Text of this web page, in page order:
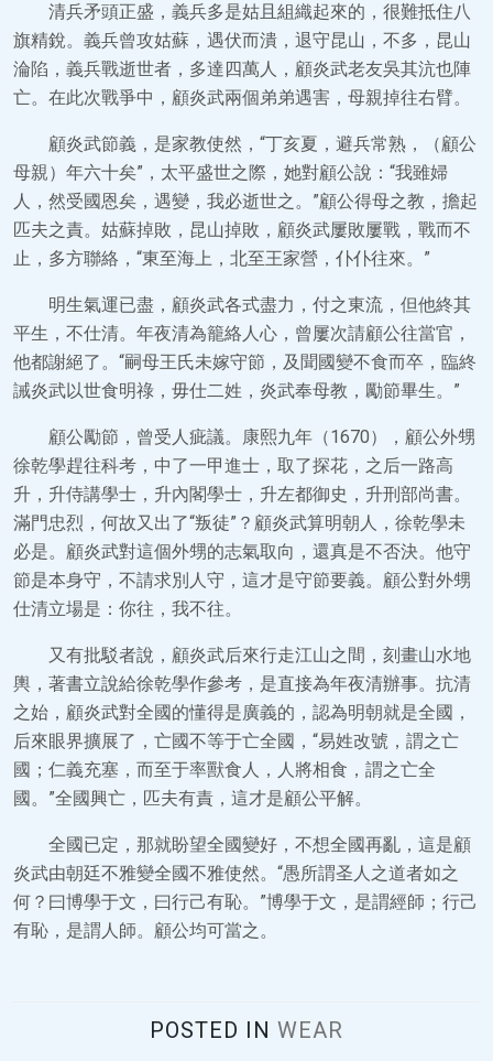
清兵矛頭正盛，義兵多是姑且組織起來的，很難抵住八
旗精銳。義兵曾攻姑蘇，遇伏而潰，退守昆山，不多，昆山
淪陷，義兵戰逝世者，多達四萬人，顧炎武老友吳其沆也陣
亡。在此次戰爭中，顧炎武兩個弟弟遇害，母親掉往右臂。
顧炎武節義，是家教使然，“丁亥夏，避兵常熟，（顧公
母親）年六十矣”，太平盛世之際，她對顧公說：“我雖婦
人，然受國恩矣，遇變，我必逝世之。”顧公得母之教，擔起
匹夫之責。姑蘇掉敗，昆山掉敗，顧炎武屢敗屢戰，戰而不
止，多方聯絡，“東至海上，北至王家營，仆仆往來。”
明生氣運已盡，顧炎武各式盡力，付之東流，但他終其
平生，不仕清。年夜清為籠絡人心，曾屢次請顧公往當官，
他都謝絕了。“嗣母王氏未嫁守節，及聞國變不食而卒，臨終
誡炎武以世食明祿，毋仕二姓，炎武奉母教，勵節畢生。”
顧公勵節，曾受人疵議。康熙九年（1670），顧公外甥
徐乾學趕往科考，中了一甲進士，取了探花，之后一路高
升，升侍講學士，升內閣學士，升左都御史，升刑部尚書。
滿門忠烈，何故又出了“叛徒”？顧炎武算明朝人，徐乾學未
必是。顧炎武對這個外甥的志氣取向，還真是不否決。他守
節是本身守，不請求別人守，這才是守節要義。顧公對外甥
仕清立場是：你往，我不往。
又有批駁者說，顧炎武后來行走江山之間，刻畫山水地
輿，著書立說給徐乾學作參考，是直接為年夜清辦事。抗清
之始，顧炎武對全國的懂得是廣義的，認為明朝就是全國，
后來眼界擴展了，亡國不等于亡全國，“易姓改號，謂之亡
國；仁義充塞，而至于率獸食人，人將相食，謂之亡全
國。”全國興亡，匹夫有責，這才是顧公平解。
全國已定，那就盼望全國變好，不想全國再亂，這是顧
炎武由朝廷不雅變全國不雅使然。“愚所謂圣人之道者如之
何？曰博學于文，曰行己有恥。”博學于文，是謂經師；行己
有恥，是謂人師。顧公均可當之。
POSTED IN WEAR